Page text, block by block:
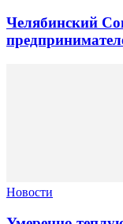
Челябинский
Новости